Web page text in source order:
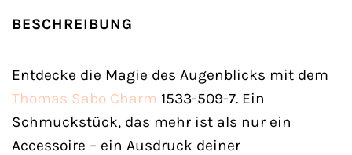
BESCHREIBUNG
Entdecke die Magie des Augenblicks mit dem
Thomas Sabo Charm 1533-509-7. Ein
Schmuckstück, das mehr ist als nur ein
Accessoire – ein Ausdruck deiner